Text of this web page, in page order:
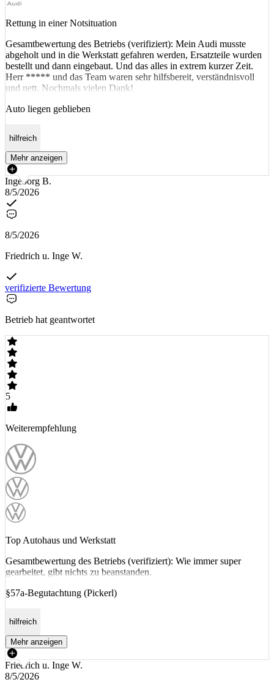
Rettung in einer Notsituation
Gesamtbewertung des Betriebs (verifiziert): Mein Audi musste
abgeholt und in die Werkstatt gefahren werden, Ersatzteile wurden
bestellt und dann eingebaut. Und das alles in extrem kurzer Zeit.
Herr ***** und das Team waren sehr hilfsbereit, verständnisvoll
und nett. Nochmals vielen Dank!
Auto liegen geblieben
hilfreich
Mehr anzeigen
Ingeborg B.
8/5/2026
8/5/2026
Friedrich u. Inge W.
verifizierte Bewertung
Betrieb hat geantwortet
5
Weiterempfehlung
Top Autohaus und Werkstatt
Gesamtbewertung des Betriebs (verifiziert): Wie immer super
gearbeitet, gibt nichts zu beanstanden.
§57a-Begutachtung (Pickerl)
hilfreich
Mehr anzeigen
Friedrich u. Inge W.
8/5/2026